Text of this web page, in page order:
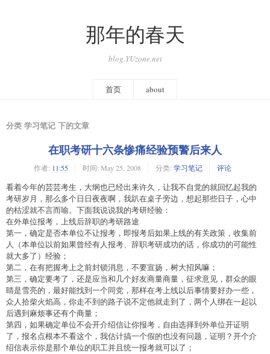
那年的春天
blog.YUzone.net
首页 about
分类 学习笔记 下的文章
在职考研十六条惨痛经验预警后来人
作者: 11:55 时间: May 25, 2008 分类: 学习笔记 评论
看着今年的芸芸考生，大纲也已经出来许久，让我不自觉的就回忆起我的
考研岁月，那么多个日日夜夜啊，我趴在桌子旁边，想起那些日子，心中
的枯涩就不言而喻。下面我说说我的考研经验：
在外单位报考，上线后辞职的考研路途
第一，确定是否本单位不让报考，即报考后如果上线的有关政策，收集前
人（本单位以前如果曾经有人报考、辞职考研成功的话，你成功的可能性
就大多了）经验；
第二，在有把握考上之前封锁消息，不要宣扬，树大招风嘛；
第三，确定要考了，还是应当和几个好友商量商量，征求意见，群众的眼
睛是雪亮的，最好能找到一个同党，那样在考上线以后事情要好办一些，
众人拾柴火焰高，你走不到的路子说不定他就走到了，两个人绑在一起以
后遇到麻烦事还有个商量；
第四，如果确定单位不会开介绍信让你报考，自由选择到外单位开证明
了，报名点根本不看这个，我估计搞一个假的也没有问题，证明？开个介
绍信表示你是那个单位的职工并且统一报考就可以了；